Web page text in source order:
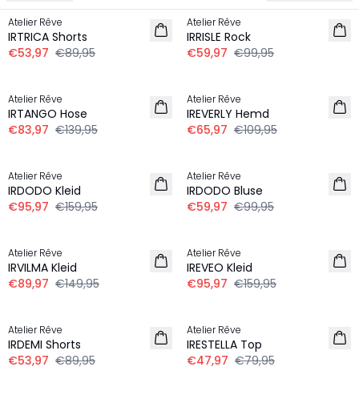
Atelier Rêve
IRTRICA Shorts
€53,97 €89,95
Atelier Rêve
IRRISLE Rock
€59,97 €99,95
Atelier Rêve
IRTANGO Hose
€83,97 €139,95
Atelier Rêve
IREVERLY Hemd
€65,97 €109,95
Atelier Rêve
IRDODO Kleid
€95,97 €159,95
Atelier Rêve
IRDODO Bluse
€59,97 €99,95
Atelier Rêve
IRVILMA Kleid
€89,97 €149,95
Atelier Rêve
IREVEO Kleid
€95,97 €159,95
Atelier Rêve
IRDEMI Shorts
€53,97 €89,95
LEINEN
Atelier Rêve
IRESTELLA Top
€47,97 €79,95